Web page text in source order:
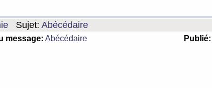
Sujet: Abécédaire
message: Abécédaire Publié: